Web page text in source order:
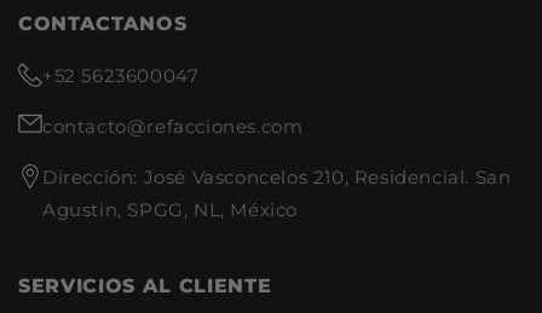
CONTACTANOS
+52 5623600047
contacto@refacciones.com
Dirección: José Vasconcelos 210, Residencial. San
Agustin, SPGG, NL, México
SERVICIOS AL CLIENTE